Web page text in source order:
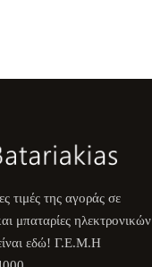
τιμές της αγοράς σε
μπαταρίες ηλεκτρονικών
εδώ! Γ.Ε.Μ.Η